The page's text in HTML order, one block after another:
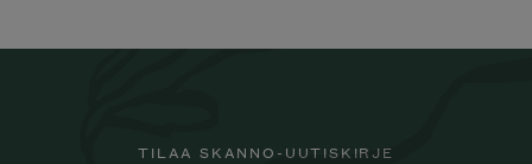
TILAA SKANNO-UUTISKIRJE